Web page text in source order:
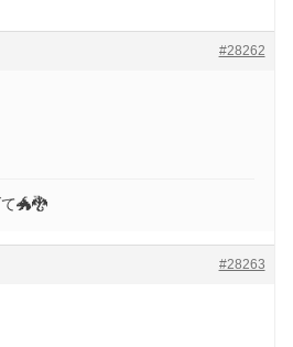
#28262
🐲🐉
#28263